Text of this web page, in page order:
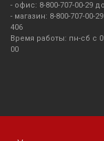
- офис: 8-800-707-00-29
- магазин: 8-800-707-00-
406
Время работы: пн-сб с
00